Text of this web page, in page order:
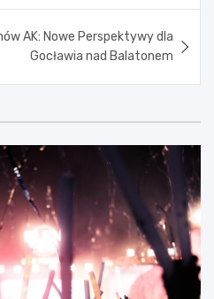
AK: Nowe Perspektywy dla
Gocławia nad Balatonem